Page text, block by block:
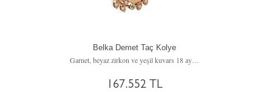
Belka Demet Taç Kolye
Garnet, beyaz zirkon ve yeşil kuvars 18 ayar rose altın kolye (40 cm beyaz altın rolo zincir)
167.552 TL